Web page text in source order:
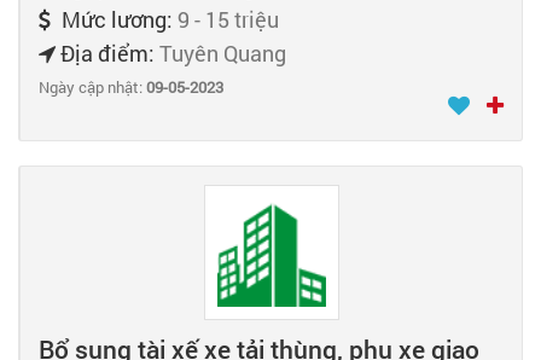
Mức lương: 9 - 15 triệu
Địa điểm: Tuyên Quang
Ngày cập nhật:09-05-2023
Bổ sung tài xế xe tải thùng, phụ xe giao